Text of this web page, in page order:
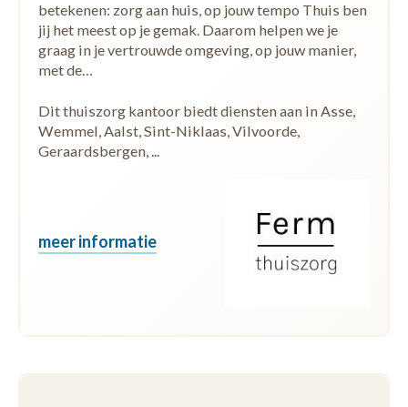
betekenen: zorg aan huis, op jouw tempo Thuis ben
jij het meest op je gemak. Daarom helpen we je
graag in je vertrouwde omgeving, op jouw manier,
met de…
Dit thuiszorg kantoor biedt diensten aan in Asse,
Wemmel, Aalst, Sint-Niklaas, Vilvoorde,
Geraardsbergen, ...
meer informatie